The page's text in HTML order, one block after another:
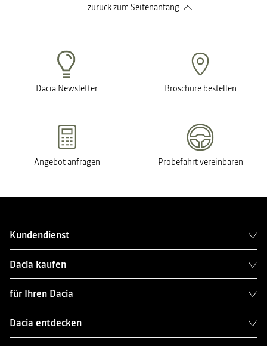
zurück zum Seitenanfang
Dacia Newsletter Broschüre bestellen
Angebot anfragen Probefahrt vereinbaren
Kundendienst
Dacia kaufen
für Ihren Dacia
Dacia entdecken